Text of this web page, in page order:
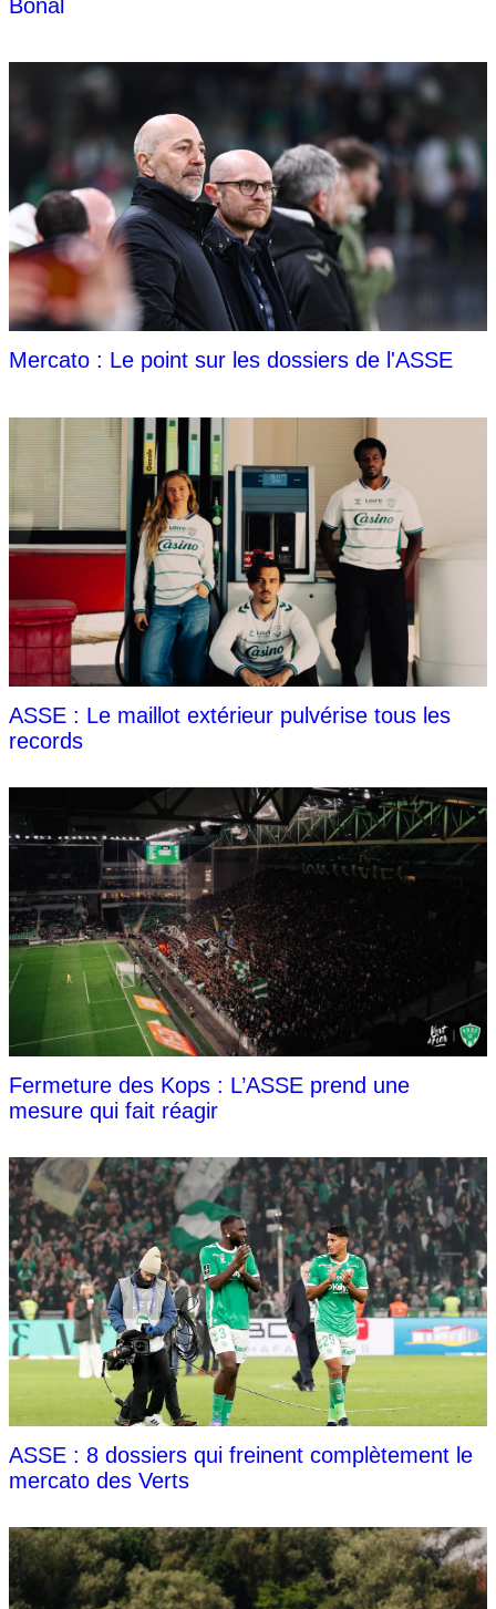
Bonal
Mercato : Le point sur les dossiers de l'ASSE
ASSE : Le maillot extérieur pulvérise tous les
records
Fermeture des Kops : L’ASSE prend une
mesure qui fait réagir
ASSE : 8 dossiers qui freinent complètement le
mercato des Verts